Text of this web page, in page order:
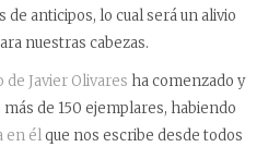
anticipos, lo cual será un alivio
nuestras cabezas.
Javier Olivares ha comenzado y
de 150 ejemplares, habiendo
en élque nos escribe desde todos